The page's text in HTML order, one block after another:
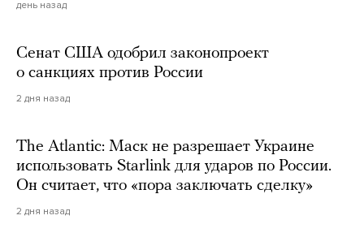
день назад
Сенат США одобрил законопроект
о санкциях против России
2 дня назад
The Atlantic: Маск не разрешает Украине
использовать Starlink для ударов по России.
Он считает, что «пора заключать сделку»
2 дня назад